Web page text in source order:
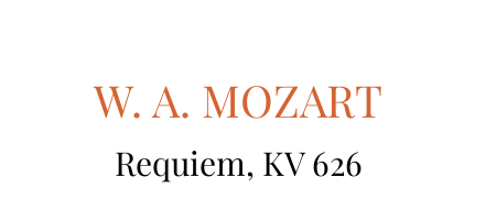
W. A. MOZART
Requiem, KV 626